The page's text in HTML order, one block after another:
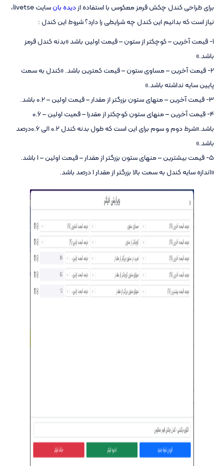
برای طراحی کندل چکش قرمز معکوس با استفاده ازدیده بان
سایت livetse،
نیاز است که بدانیم این کندل چه شرایطی را دارد؟ شروط این کندل :
1- قیمت آخرین – کوچکتر از ستون – قیمت اولین باشد «بدنه کندل قرمز
باشد.»
2- قیمت آخرین – مساوی ستون – قیمت کمترین باشد. «کندل به سمت
پایین سایه نداشته باشد.»
3- قیمت آخرین – منهای ستون بزرگتر از مقدار – قیمت اولین – 0.2 باشد.
4- قیمت آخرین – منهای ستون کوچکتر از مقدرا – قمیت اولین – 0.6
باشد.«شرط دوم و سوم برای این است که طول بدنه کندل 0.2 الی 0.6درصد
باشد.»
5- قیمت بیشترین – منهای ستون بزرگتر از مقدار – قیمت اولین – 1 باشد.
«اندازه سایه کندل به سمت بالا بزرگتر از مقدار 1 درصد باشد.